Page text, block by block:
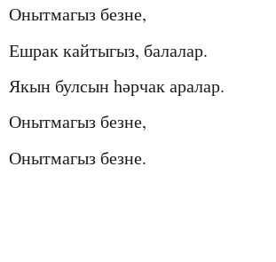
Онытмагыз безне,
Ешрак кайтыгыз, балалар.
Якын булсын һәрчак аралар.
Онытмагыз безне,
Онытмагыз безне.